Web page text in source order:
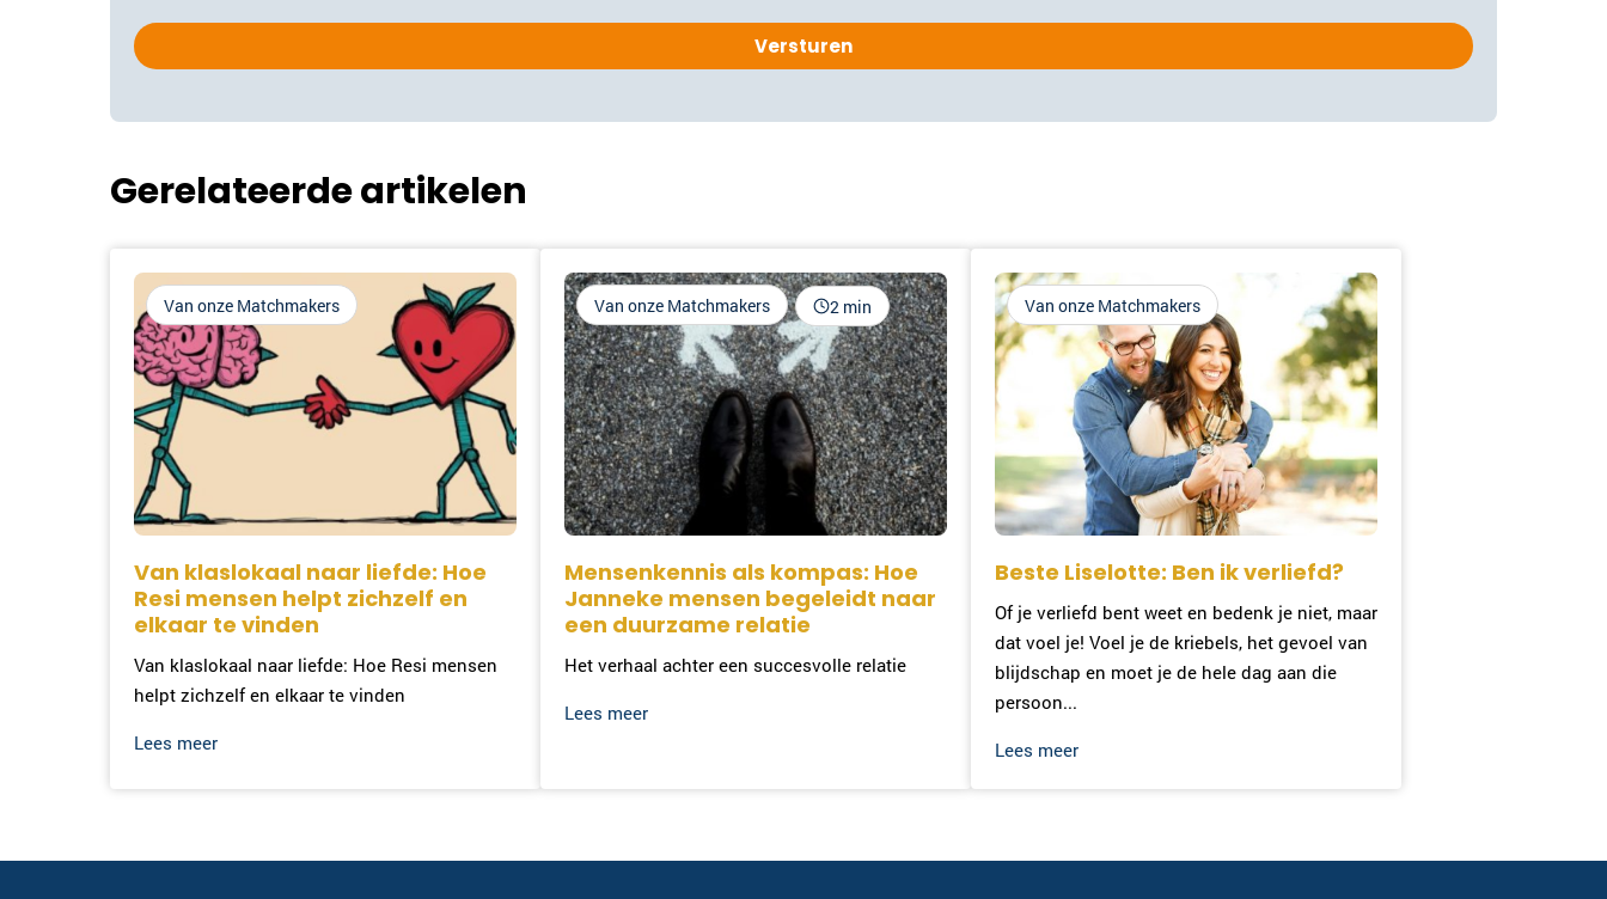
Gerelateerde artikelen
Van onze Matchmakers
Van klaslokaal naar liefde: Hoe
Resi mensen helpt zichzelf en
elkaar te vinden
Van klaslokaal naar liefde: Hoe Resi mensen
helpt zichzelf en elkaar te vinden
Lees meer
Van onze Matchmakers 2 min
Mensenkennis als kompas: Hoe
Janneke mensen begeleidt naar
een duurzame relatie
Het verhaal achter een succesvolle relatie
Lees meer
Van onze Matchmakers
Beste Liselotte: Ben ik verliefd?
Of je verliefd bent weet en bedenk je niet, maar
dat voel je! Voel je de kriebels, het gevoel van
blijdschap en moet je de hele dag aan die
persoon...
Lees meer